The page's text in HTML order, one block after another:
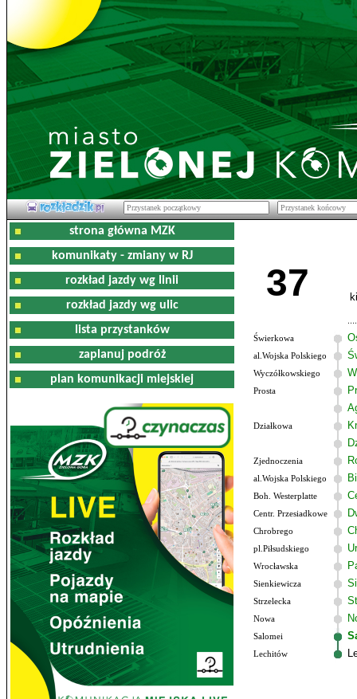
strona główna MZK
komunikaty - zmiany w RJ
rozkład jazdy wg linii
rozkład jazdy wg ulic
lista przystanków
zaplanuj podróż
plan komunikacji miejskiej
37
Świerkowa
al.Wojska Polskiego
Wyczółkowskiego
Prosta
Działkowa
Zjednoczenia
al.Wojska Polskiego
Boh. Westerplatte
Centr. Przesiadkowe
Chrobrego
pl.Piłsudskiego
Wrocławska
Sienkiewicza
Strzelecka
Nowa
Salomei
Lechitów